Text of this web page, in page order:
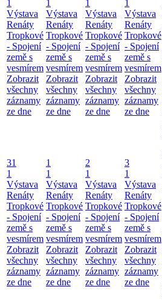
1
Výstava
Renáty
Tropkové
- Spojení
země s
vesmírem
Zobrazit
všechny
záznamy
ze dne
1
Výstava
Renáty
Tropkové
- Spojení
země s
vesmírem
Zobrazit
všechny
záznamy
ze dne
1
Výstava
Renáty
Tropkové
- Spojení
země s
vesmírem
Zobrazit
všechny
záznamy
ze dne
1
Výstava
Renáty
Tropkové
- Spojení
země s
vesmírem
Zobrazit
všechny
záznamy
ze dne
31
1
Výstava
Renáty
Tropkové
- Spojení
země s
vesmírem
Zobrazit
všechny
záznamy
ze dne
1
1
Výstava
Renáty
Tropkové
- Spojení
země s
vesmírem
Zobrazit
všechny
záznamy
ze dne
2
1
Výstava
Renáty
Tropkové
- Spojení
země s
vesmírem
Zobrazit
všechny
záznamy
ze dne
3
1
Výstava
Renáty
Tropkové
- Spojení
země s
vesmírem
Zobrazit
všechny
záznamy
ze dne